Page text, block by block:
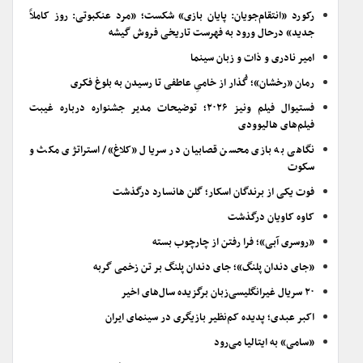
رکورد «انتقام‌جویان: پایان بازی» شکست؛ «مرد عنکبوتی: روز کاملاً
جدید» درحال ورود به فهرست تاریخی فروش گیشه
امیر نادری و ذات و زبان سینما
رمان «رخشان»؛ گُذار از خامیِ عاطفی تا رسیدن به بلوغ فکری
فستیوال فیلم ونیز ۲۰۲۶؛ توضیحات مدیر جشنواره درباره غیبت
فیلم‌های هالیوودی
نگاهی به بازی محسن قصابیان در سریال «کلاغ»/ استراتژی مکث و
سکوت
فوت یکی از برندگان اسکار؛ گلن هانسارد درگذشت
کاوه کاویان درگذشت
«روسری آبی»؛ فرا رفتن از چارچوب بسته
«جای دندان پلنگ»؛ جای دندان پلنگ بر تن زخمی گربه
۲۰ سریال غیرانگلیسی‌زبان برگزیده سال‌های اخیر
اکبر عبدی؛ پدیده کم‌نظیر بازیگری در سینمای ایران
«سامی» به ایتالیا می‌رود